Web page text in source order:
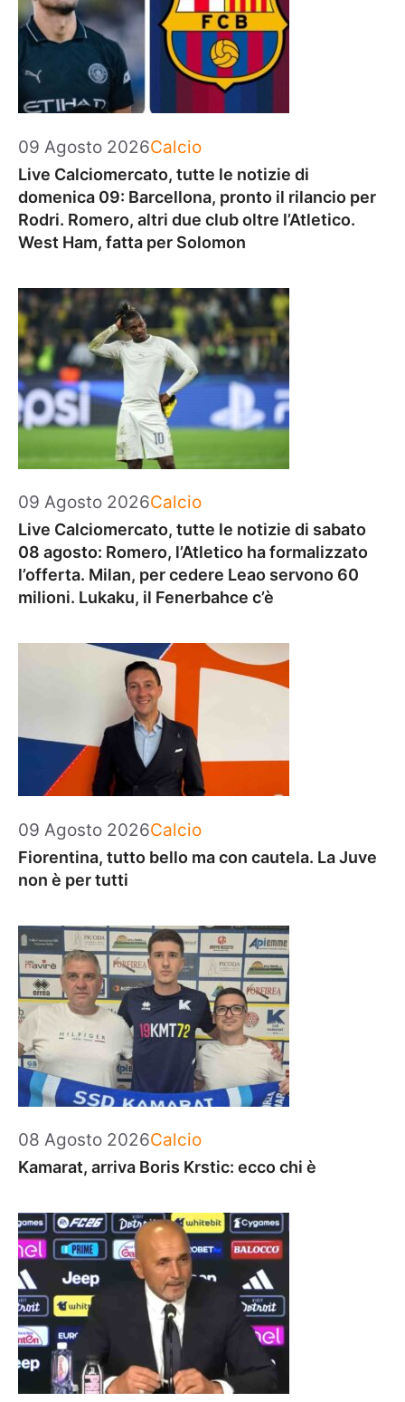
09 Agosto 2026Categorie
Calcio
Live Calciomercato, tutte le notizie di
domenica 09: Barcellona, pronto il rilancio per
Rodri. Romero, altri due club oltre l’Atletico.
West Ham, fatta per Solomon
09 Agosto 2026Categorie
Calcio
Live Calciomercato, tutte le notizie di sabato
08 agosto: Romero, l’Atletico ha formalizzato
l’offerta. Milan, per cedere Leao servono 60
milioni. Lukaku, il Fenerbahce c’è
09 Agosto 2026Categorie
Calcio
Fiorentina, tutto bello ma con cautela. La Juve
non è per tutti
08 Agosto 2026Categorie
Calcio
Kamarat, arriva Boris Krstic: ecco chi è